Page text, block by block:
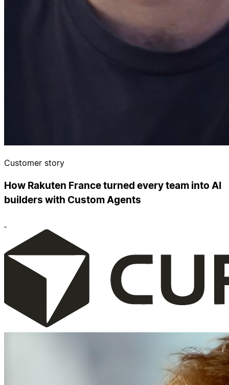
Customer story
How Rakuten France turned every team into AI
builders with Custom Agents